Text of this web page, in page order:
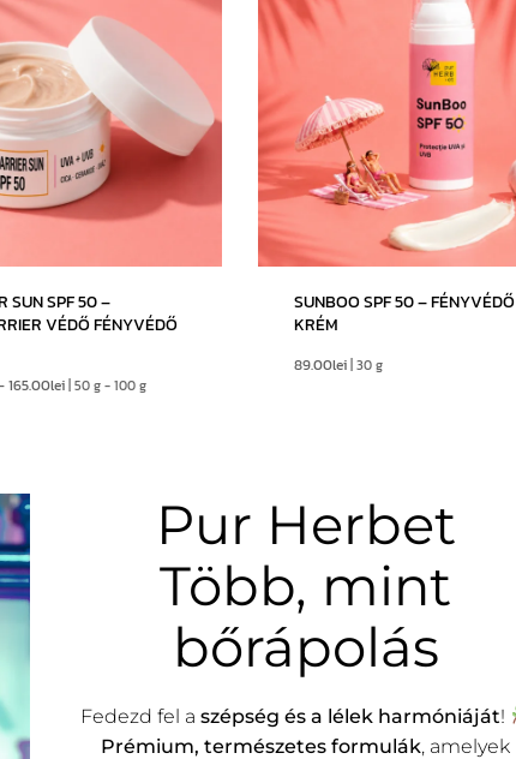
SUN SPF 50 –
VÉDŐ FÉNYVÉDŐ
165.00lei | 50 g - 100 g
SUNBOO SPF 50 – FÉNYVÉDŐ
KRÉM
89.00lei | 30 g
Pur Herbet
Több, mint
bőrápolás
Fedezd fel a szépség és a lélek harmóniáját!
Prémium, természetes formulák, amelyek